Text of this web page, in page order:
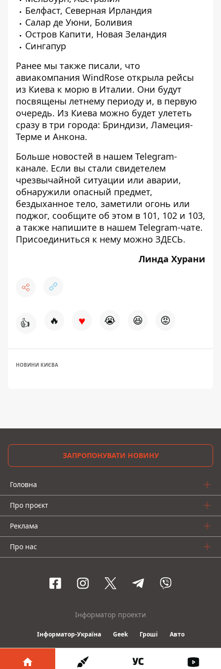
Белфаст, Северная Ирландия
Салар де Уюни, Боливия
Остров Капити, Новая Зеландия
Сингапур
Ранее мы также писали, что
авиакомпания WindRose открыла рейсы
из Киева к морю в Италии. Они будут
посвящены летнему периоду и, в первую
очередь. Из Киева можно будет улететь
сразу в три города: Бриндизи, Ламеция-
Терме и Анкона.
Больше новостей в нашем Telegram-
канале. Если вы стали свидетелем
чрезвычайной ситуации или аварии,
обнаружили опасный предмет,
бездыханное тело, заметили огонь или
поджог, сообщите об этом в 101, 102 и 103,
а также напишите в нашем Telegram-чате.
Присоединиться к нему можно ЗДЕСЬ.
Линда Хурани
👍 🔥 ♥ 😭 😆 😡
НОВИНИ КИЄВА
ЗАПРОПОНУВАТИ НОВИНУ
Головна
Про проєкт
Реклама
Про нас
Інформатор проекти
Інформатор-Україна Geek Гроші Авто
© 2016-2026 Informator